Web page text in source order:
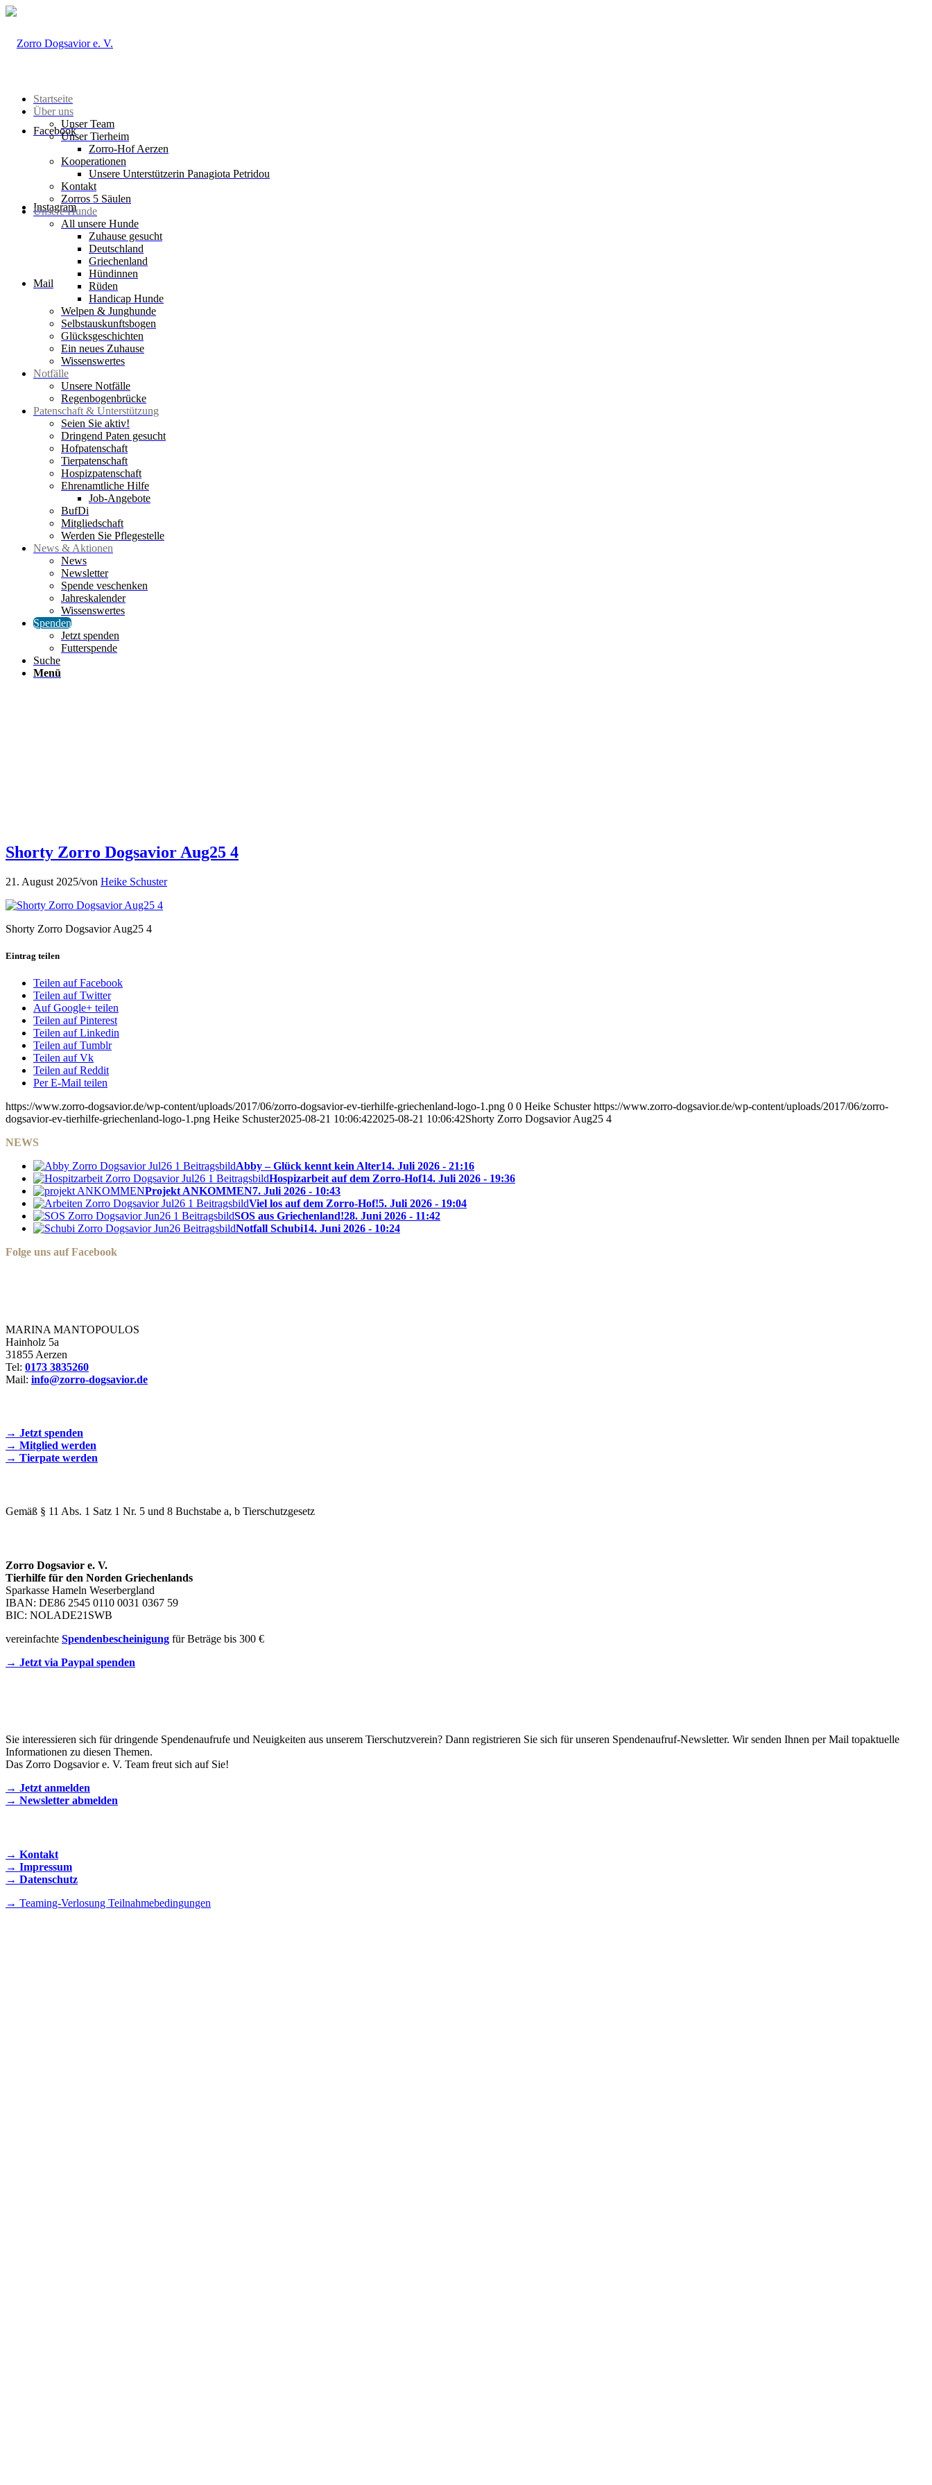
Facebook
Instagram
Mail
Startseite
Über uns
Unser Team
Unser Tierheim
Zorro-Hof Aerzen
Kooperationen
Unsere Unterstützerin Panagiota Petridou
Kontakt
Zorros 5 Säulen
Unsere Hunde
All unsere Hunde
Zuhause gesucht
Deutschland
Griechenland
Hündinnen
Rüden
Handicap Hunde
Welpen & Junghunde
Selbstauskunftsbogen
Glücksgeschichten
Ein neues Zuhause
Wissenswertes
Notfälle
Unsere Notfälle
Regenbogenbrücke
Patenschaft & Unterstützung
Seien Sie aktiv!
Dringend Paten gesucht
Hofpatenschaft
Tierpatenschaft
Hospizpatenschaft
Ehrenamtliche Hilfe
Job-Angebote
BufDi
Mitgliedschaft
Werden Sie Pflegestelle
News & Aktionen
News
Newsletter
Spende veschenken
Jahreskalender
Wissenswertes
Spenden
Jetzt spenden
Futterspende
Suche
Menü
Shorty Zorro Dogsavior Aug25 4
21. August 2025/von Heike Schuster
Shorty Zorro Dogsavior Aug25 4
Eintrag teilen
Teilen auf Facebook
Teilen auf Twitter
Auf Google+ teilen
Teilen auf Pinterest
Teilen auf Linkedin
Teilen auf Tumblr
Teilen auf Vk
Teilen auf Reddit
Per E-Mail teilen
https://www.zorro-dogsavior.de/wp-content/uploads/2017/06/zorro-dogsavior-ev-tierhilfe-griechenland-logo-1.png 0 0 Heike Schuster https://www.zorro-dogsavior.de/wp-content/uploads/2017/06/zorro-
dogsavior-ev-tierhilfe-griechenland-logo-1.png Heike Schuster2025-08-21 10:06:422025-08-21 10:06:42Shorty Zorro Dogsavior Aug25 4
NEWS
Abby – Glück kennt kein Alter14. Juli 2026 - 21:16
Hospizarbeit auf dem Zorro-Hof14. Juli 2026 - 19:36
Projekt ANKOMMEN7. Juli 2026 - 10:43
Viel los auf dem Zorro-Hof!5. Juli 2026 - 19:04
SOS aus Griechenland!28. Juni 2026 - 11:42
Notfall Schubi14. Juni 2026 - 10:24
Folge uns auf Facebook
MARINA MANTOPOULOS
Hainholz 5a
31855 Aerzen
Tel: 0173 3835260
Mail: info@zorro-dogsavior.de
→ Jetzt spenden
→ Mitglied werden
→ Tierpate werden
Gemäß § 11 Abs. 1 Satz 1 Nr. 5 und 8 Buchstabe a, b Tierschutzgesetz
Zorro Dogsavior e. V.
Tierhilfe für den Norden Griechenlands
Sparkasse Hameln Weserbergland
IBAN: DE86 2545 0110 0031 0367 59
BIC: NOLADE21SWB
vereinfachte Spendenbescheinigung für Beträge bis 300 €
→ Jetzt via Paypal spenden
Sie interessieren sich für dringende Spendenaufrufe und Neuigkeiten aus unserem Tierschutzverein? Dann registrieren Sie sich für unseren Spendenaufruf-Newsletter. Wir senden Ihnen per Mail topaktuelle
Informationen zu diesen Themen.
Das Zorro Dogsavior e. V. Team freut sich auf Sie!
→ Jetzt anmelden
→ Newsletter abmelden
→ Kontakt
→ Impressum
→ Datenschutz
→ Teaming-Verlosung Teilnahmebedingungen